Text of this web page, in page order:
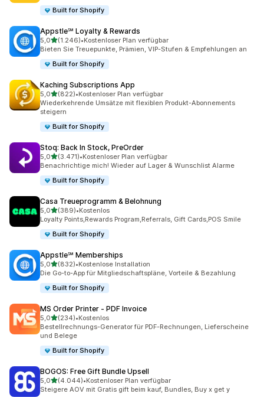
Built for Shopify
Appstle℠ Loyalty & Rewards
5,0von 5 Sternen
(1.246)
1246 Rezensionen insgesamt
•Kostenloser Plan verfügbar
Bieten Sie Treuepunkte, Prämien, VIP-Stufen & Empfehlungen an
Built for Shopify
Kaching Subscriptions App
5,0von 5 Sternen
(822)
822 Rezensionen insgesamt
•Kostenloser Plan verfügbar
Wiederkehrende Umsätze mit flexiblen Produkt-Abonnements
steigern
Built for Shopify
Stoq: Back In Stock, PreOrder
5,0von 5 Sternen
(3.471)
3471 Rezensionen insgesamt
•Kostenloser Plan verfügbar
Benachrichtige mich! Wieder auf Lager & Wunschlist Alarme
Built for Shopify
Casa Treueprogramm & Belohnung
5,0von 5 Sternen
(389)
389 Rezensionen insgesamt
•Kostenlos
Loyalty Points,Rewards Program,Referrals, Gift Cards,POS Smile
Built for Shopify
Appstle℠ Memberships
5,0von 5 Sternen
(832)
832 Rezensionen insgesamt
•Kostenlose Installation
Die Go-to-App für Mitgliedschaftspläne, Vorteile & Bezahlung
Built for Shopify
MS Order Printer ‑ PDF Invoice
5,0von 5 Sternen
(234)
234 Rezensionen insgesamt
•Kostenlos
Bestellrechnungs-Generator für PDF-Rechnungen, Lieferscheine
und Belege
Built for Shopify
BOGOS: Free Gift Bundle Upsell
5,0von 5 Sternen
(4.044)
4044 Rezensionen insgesamt
•Kostenloser Plan verfügbar
Steigere AOV mit Gratis gift beim kauf, Bundles, Buy x get y